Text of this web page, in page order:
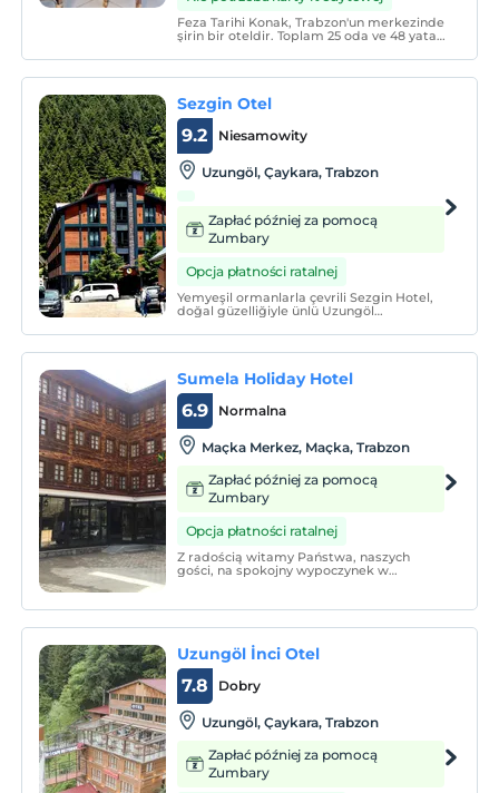
Feza Tarihi Konak, Trabzon'un merkezinde
şirin bir oteldir. Toplam 25 oda ve 48 yatak
TV, banyo, telefon, kablosuz internet,
klima bulunmaktadır. Ayrıca da bütün
sahiptir.
Sezgin Otel
Niesamowity
9.2
Uzungöl, Çaykara, Trabzon
Zapłać później za pomocą
Zumbary
Opcja płatności ratalnej
Yemyeşil ormanlarla çevrili Sezgin Hotel,
doğal güzelliğiyle ünlü Uzungöl
ücretsiz Wi-Fi erisimi ve uydu TV'li odalar
sunmaktadır. Hotel Sezginler'in odaları
Sumela Holiday Hotel
Normalna
6.9
Maçka Merkez, Maçka, Trabzon
Zapłać później za pomocą
Zumbary
Opcja płatności ratalnej
Z radością witamy Państwa, naszych
gości, na spokojny wypoczynek w
Uzungöl İnci Otel
Dobry
7.8
Uzungöl, Çaykara, Trabzon
Zapłać później za pomocą
Zumbary